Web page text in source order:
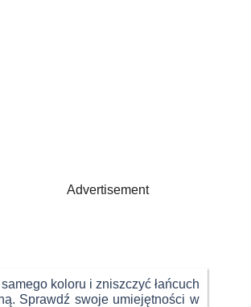
Advertisement
koloru i zniszczyć łańcuch
Sprawdź swoje umiejętności w